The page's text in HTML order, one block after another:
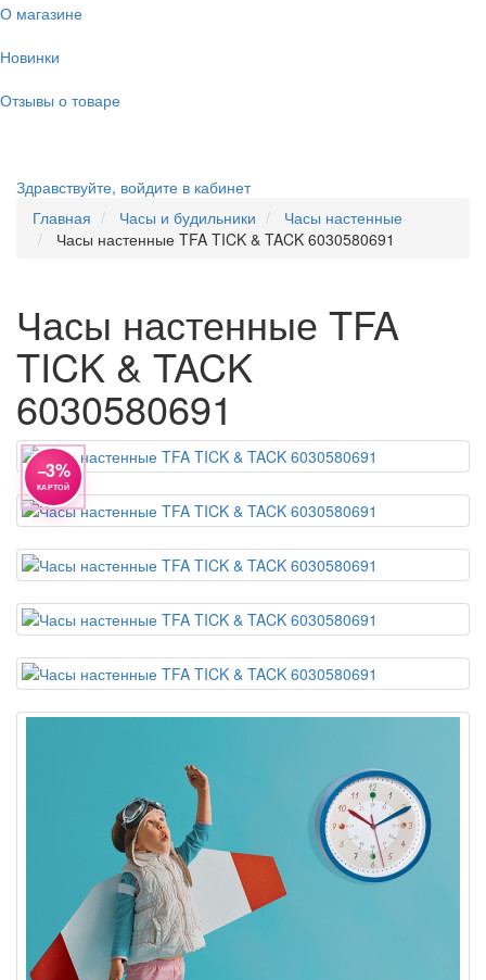
О магазине
Новинки
Отзывы о товаре
Здравствуйте, войдите в кабинет
Главная
Часы и будильники
Часы настенные
Часы настенные TFA TICK & TACK 6030580691
Часы настенные TFA
TICK & TACK
6030580691
−3%
КАРТОЙ